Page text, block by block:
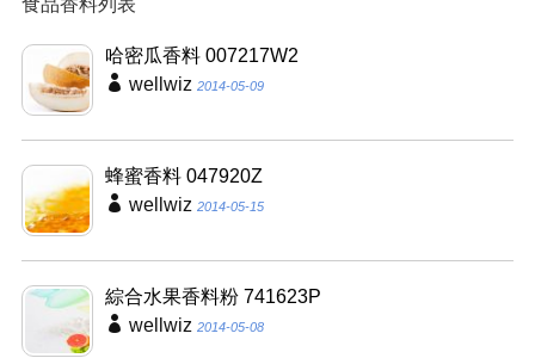
食品香料列表
哈密瓜香料 007217W2
wellwiz 2014-05-09
蜂蜜香料 047920Z
wellwiz 2014-05-15
綜合水果香料粉 741623P
wellwiz 2014-05-08